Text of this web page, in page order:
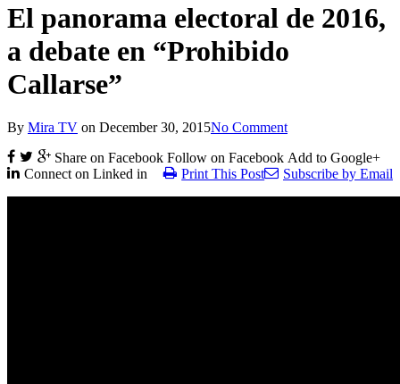
El panorama electoral de 2016,
a debate en “Prohibido
Callarse”
By Mira TV on December 30, 2015No Comment
Share on Facebook Follow on Facebook Add to Google+
Connect on Linked in
Subscribe by Email
Print This Post